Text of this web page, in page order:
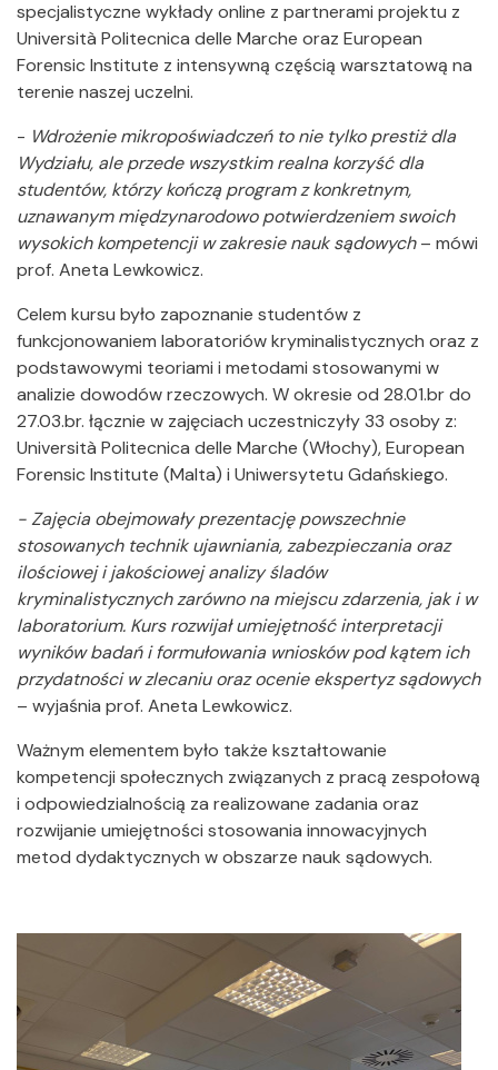
specjalistyczne wykłady online z partnerami projektu z
Università Politecnica delle Marche oraz European
Forensic Institute z intensywną częścią warsztatową na
terenie naszej uczelni.
- Wdrożenie mikropoświadczeń to nie tylko prestiż dla
Wydziału, ale przede wszystkim realna korzyść dla
studentów, którzy kończą program z konkretnym,
uznawanym międzynarodowo potwierdzeniem swoich
wysokich kompetencji w zakresie nauk sądowych– mówi
prof. Aneta Lewkowicz.
Celem kursu było zapoznanie studentów z
funkcjonowaniem laboratoriów kryminalistycznych oraz z
podstawowymi teoriami i metodami stosowanymi w
analizie dowodów rzeczowych. W okresie od 28.01.br do
27.03.br. łącznie w zajęciach uczestniczyły 33 osoby z:
Università Politecnica delle Marche (Włochy), European
Forensic Institute (Malta) i Uniwersytetu Gdańskiego.
- Zajęcia obejmowały prezentację powszechnie
stosowanych technik ujawniania, zabezpieczania oraz
ilościowej i jakościowej analizy śladów
kryminalistycznych zarówno na miejscu zdarzenia, jak i w
laboratorium. Kurs rozwijał umiejętność interpretacji
wyników badań i formułowania wniosków pod kątem ich
przydatności w zlecaniu oraz ocenie ekspertyz sądowych
– wyjaśnia prof. Aneta Lewkowicz.
Ważnym elementem było także kształtowanie
kompetencji społecznych związanych z pracą zespołową
i odpowiedzialnością za realizowane zadania oraz
rozwijanie umiejętności stosowania innowacyjnych
metod dydaktycznych w obszarze nauk sądowych.